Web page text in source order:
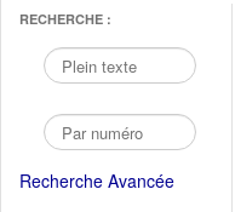
RECHERCHE :
Recherche Avancée